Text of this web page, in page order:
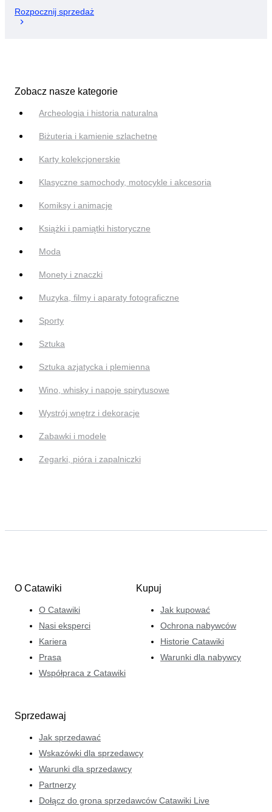
Rozpocznij sprzedaż
Zobacz nasze kategorie
Archeologia i historia naturalna
Biżuteria i kamienie szlachetne
Karty kolekcjonerskie
Klasyczne samochody, motocykle i akcesoria
Komiksy i animacje
Książki i pamiątki historyczne
Moda
Monety i znaczki
Muzyka, filmy i aparaty fotograficzne
Sporty
Sztuka
Sztuka azjatycka i plemienna
Wino, whisky i napoje spirytusowe
Wystrój wnętrz i dekoracje
Zabawki i modele
Zegarki, pióra i zapalniczki
O Catawiki
O Catawiki
Nasi eksperci
Kariera
Prasa
Współpraca z Catawiki
Kupuj
Jak kupować
Ochrona nabywców
Historie Catawiki
Warunki dla nabywcy
Sprzedawaj
Jak sprzedawać
Wskazówki dla sprzedawcy
Warunki dla sprzedawcy
Partnerzy
Dołącz do grona sprzedawców Catawiki Live